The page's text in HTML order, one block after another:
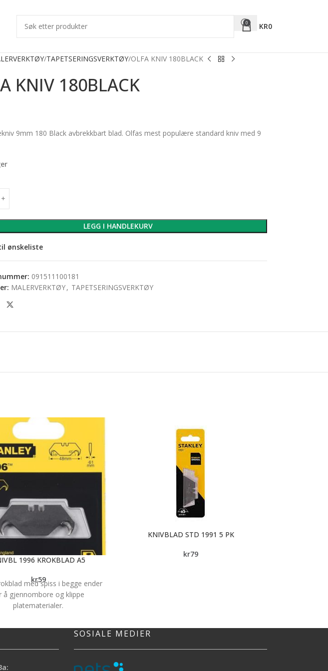
0 KR0
TAPETSERINGSVERKTØY OLFA KNIV 180BLACK
KNIV 180BLACK
9mm 180 Black avbrekkbart blad. Olfas mest populære standard kniv med 9
LEGG I HANDLEKURV
ønskeliste
091511100181
MALERVERKTØY, TAPETSERINGSVERKTØY
1996 KROKBLAD A5
kr59
med spiss i begge ender
å gjennombore og klippe
platematerialer.
samt plastfolie.
KNIVBLAD STD 1991 5 PK
kr79
SOSIALE MEDIER